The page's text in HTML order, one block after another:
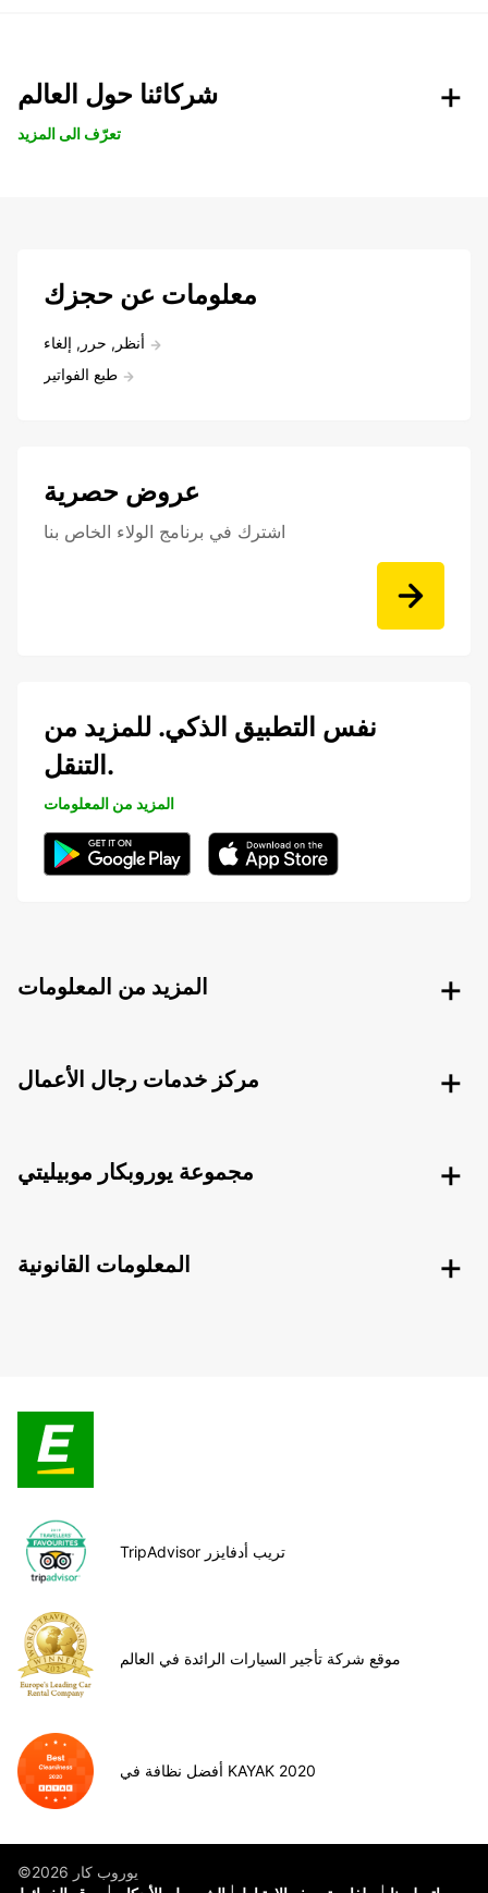
شركائنا حول العالم
تعرّف الى المزيد
معلومات عن حجزك
أنظر, حرر, إلغاء
طبع الفواتير
عروض حصرية
اشترك في برنامج الولاء الخاص بنا
نفس التطبيق الذكي. للمزيد من
التنقل.
المزيد من المعلومات
المزيد من المعلومات
مركز خدمات رجال الأعمال
مجموعة يوروبكار موبيليتي
المعلومات القانونية
TripAdvisor تريب أدفايزر
موقع شركة تأجير السيارات الرائدة في العالم
أفضل نظافة في KAYAK 2020
©يوروب كار 2026